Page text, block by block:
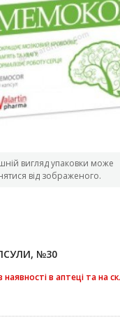
вигляд упаковки може
від зображеного.
№30
наявності в аптеці та на